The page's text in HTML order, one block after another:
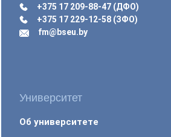
+375 17 209-88-47 (ДФО)
+375 17 229-12-58 (ЗФО)
fm@bseu.by
Университет
Об университете